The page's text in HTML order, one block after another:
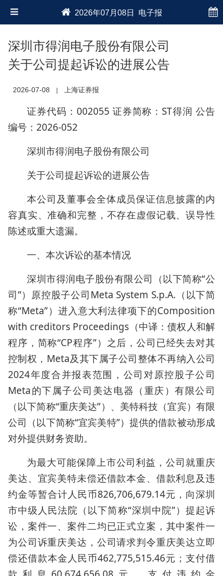
2026年07月08日 电子报
深圳市得润电子股份有限公司
关于公司提起诉讼的进展公告
2026-07-08 上海证券报
证券代码：002055 证券简称：ST得润 公告
编号：2026-052
深圳市得润电子股份有限公司
关于公司提起诉讼的进展公告
本公司及董事会全体成员保证信息披露的内
容真实、准确和完整，不存在虚假记载、误导性
陈述或重大遗漏。
一、本次诉讼的基本情况
深圳市得润电子股份有限公司（以下简称“公
司”）原控股子公司Meta System S.p.A.（以下简
称“Meta”）进入意大利法律项下的Composition
with creditors Proceedings（中译：债权人和解
程序，简称“CP程序”）之后，公司已经失去对其
控制权，Meta及其下属子公司整体不再纳入公司
2024年度合并报表范围，公司对原控股子公司
Meta的下属子公司美达电器（重庆）有限公司
（以下简称“重庆美达”）、美特科技（宜宾）有限
公司（以下简称“宜宾美特”）提供的借款被动形成
对外提供财务资助。
为最大可能保障上市公司利益，公司就重庆
美达、宜宾美特未偿还借款本金、借款利息及违
约金等暂合计人民币826,706,679.14元，向深圳
市中级人民法院（以下简称“深圳中院”）提起诉
讼，案件一、案件二均已正式立案，其中案件一
为公司诉重庆美达，公司请求判令重庆美达立即
偿还借款本金人民币462,775,515.46元；支付借